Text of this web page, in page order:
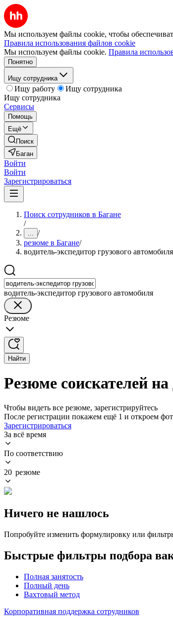
Мы используем файлы cookie, чтобы
Правила использования файлов cookie
Мы используем файлы cookie. Правила
Понятно
Ищу сотрудника
Ищу работу
Ищу сотрудника
Ищу сотрудника
Сервисы
Помощь
Ещё
Поиск
Баган
Войти
Войти
Зарегистрироваться
Поиск сотрудников в Багане
/
... /
резюме в Багане/
водитель-экспедитор грузового автомобиля
водитель-экспедитор грузового автомобиля
Резюме
Найти
Резюме соискателей
Чтобы видеть все резюме, зарегистрируйтесь
После регистрации покажем ещё 1 и откроем
Зарегистрироваться
За всё время
По соответствию
20 резюме
Ничего не нашлось
Попробуйте изменить формулировку или
Быстрые фильтры подбора
Полная занятость
Полный день
Вахтовый метод
Корпоративная поддержка сотрудников